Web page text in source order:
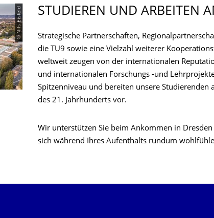
© Nils Eisfeld STUDIEREN UND ARBEITEN
Strategische Partnerschaften,
die TU9 sowie eine Vielzahl weiterer
weltweit zeugen von der internationalen
und internationalen Forschungs -und
Spitzenniveau und bereiten unsere
des 21. Jahrhunderts vor.
Wir unterstützen Sie beim Ankommen in
sich während Ihres Aufenthalts rundum